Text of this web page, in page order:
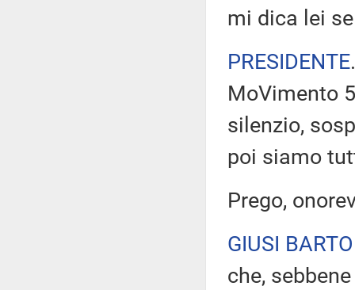
mi dica lei
PRESIDENTE
MoVimento
silenzio,
poi siamo
Prego,
GIUSI
che,